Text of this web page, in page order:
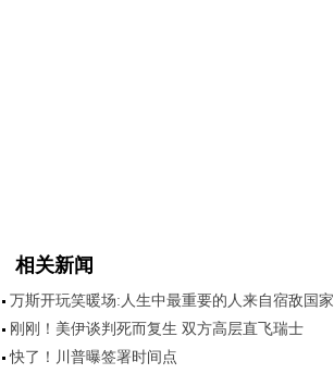
相关新闻
万斯开玩笑暖场:人生中最重要的人来自宿敌国家
刚刚！美伊谈判死而复生 双方高层直飞瑞士
快了！川普曝签署时间点